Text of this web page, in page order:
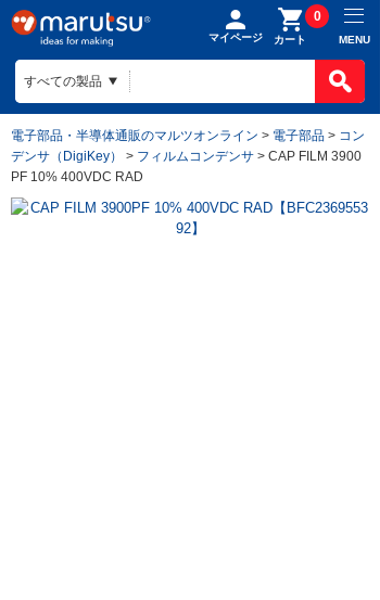
マイページ カート
0
MENU
電子部品・半導体通販のマルツオンライン > 電子部品 > コン
デンサ（DigiKey）
> フィルムコンデンサ > CAP FILM 3900
PF 10% 400VDC RAD